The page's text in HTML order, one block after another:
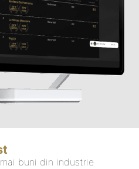
buni din industrie